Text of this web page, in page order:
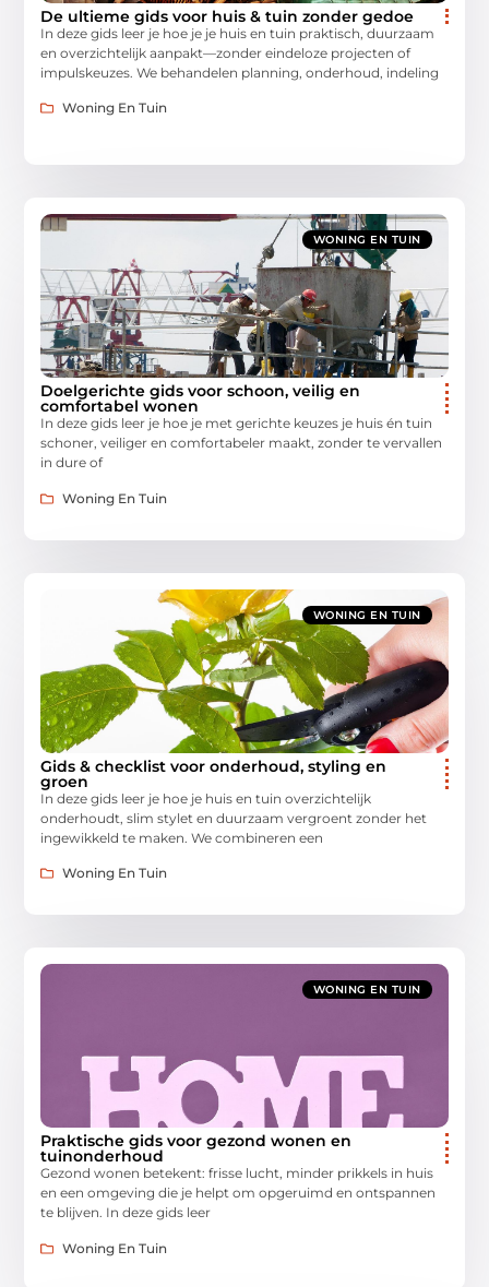
De ultieme gids voor huis & tuin zonder gedoe
In deze gids leer je hoe je je huis en tuin praktisch, duurzaam
en overzichtelijk aanpakt—zonder eindeloze projecten of
impulskeuzes. We behandelen planning, onderhoud, indeling
Woning En Tuin
WONING EN TUIN
Doelgerichte gids voor schoon, veilig en
comfortabel wonen
In deze gids leer je hoe je met gerichte keuzes je huis én tuin
schoner, veiliger en comfortabeler maakt, zonder te vervallen
in dure of
Woning En Tuin
WONING EN TUIN
Gids & checklist voor onderhoud, styling en
groen
In deze gids leer je hoe je huis en tuin overzichtelijk
onderhoudt, slim stylet en duurzaam vergroent zonder het
ingewikkeld te maken. We combineren een
Woning En Tuin
WONING EN TUIN
Praktische gids voor gezond wonen en
tuinonderhoud
Gezond wonen betekent: frisse lucht, minder prikkels in huis
en een omgeving die je helpt om opgeruimd en ontspannen
te blijven. In deze gids leer
Woning En Tuin